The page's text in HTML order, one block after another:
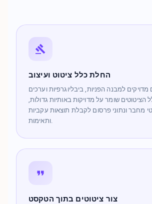
החלת כלל ציטוט ועיצוב
מדויקים למבנה הפניות, ביבליוגרפיות וערכים
הציטוטים שומר על מדויקות באותיות גדולות,
מחבר ונתוני פרסום לקבלת תוצאות עקביות
ותאימות.
צור ציטוטים בתוך הטקסט